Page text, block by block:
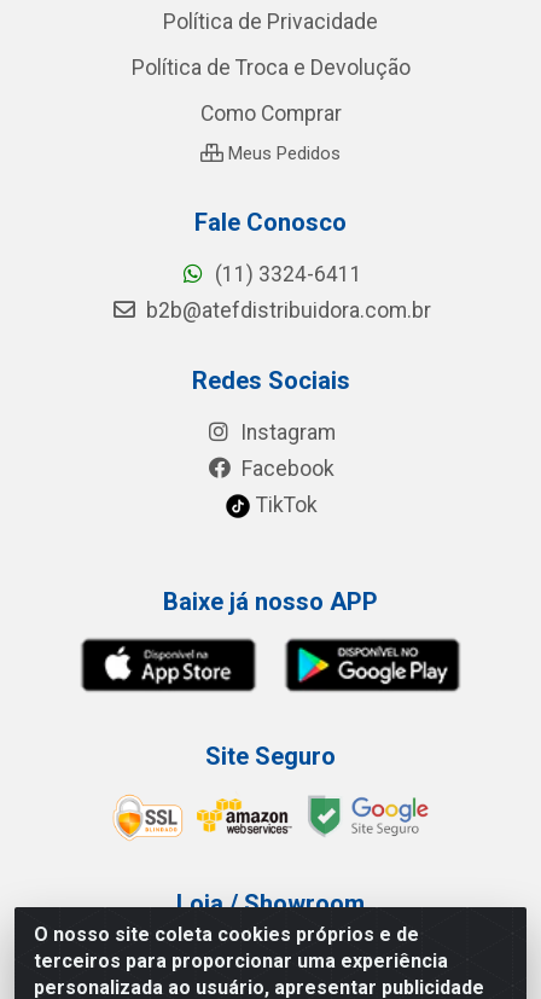
O nosso site coleta cookies próprios e de
terceiros para proporcionar uma experiência
personalizada ao usuário, apresentar publicidade
Política de Privacidade
Política de Troca e Devolução
Como Comprar
Meus Pedidos
Fale Conosco
(11) 3324-6411
b2b@atefdistribuidora.com.br
Redes Sociais
Instagram
Facebook
TikTok
Baixe já nosso APP
Site Seguro
Loja / Showroom
Tel.: (11) 3227-0546
Av Vautier, 587/597 - Pari - São Paulo/SP